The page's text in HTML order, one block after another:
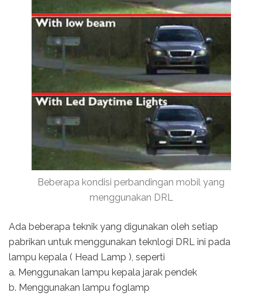
Beberapa kondisi perbandingan mobil yang
menggunakan DRL
Ada beberapa teknik yang digunakan oleh setiap
pabrikan untuk menggunakan teknlogi DRL ini pada
lampu kepala ( Head Lamp ), seperti
a. Menggunakan lampu kepala jarak pendek
b. Menggunakan lampu foglamp